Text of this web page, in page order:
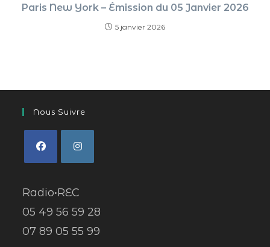
Paris New York – Émission du 05 Janvier 2026
5 janvier 2026
Nous Suivre
Radio•REC
05 49 56 59 28
07 89 05 55 99